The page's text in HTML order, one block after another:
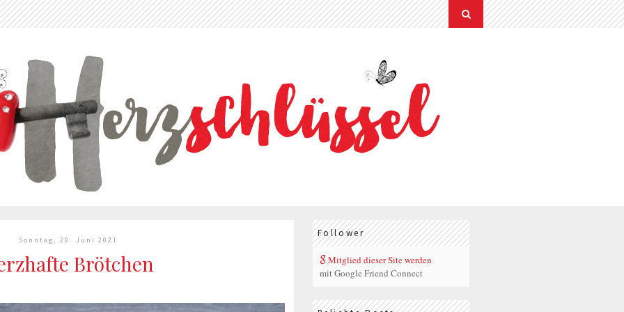
Sonntag, 20. Juni 2021
Brötchen
Follower
Mitglied dieser Site werden
mit Google Friend Connect